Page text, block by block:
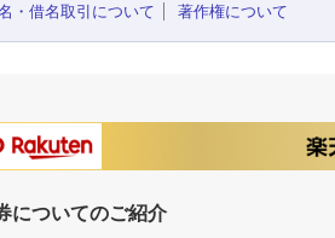
・借名取引について
著作権について
についてのご紹介